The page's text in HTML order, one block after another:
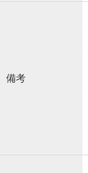
備考